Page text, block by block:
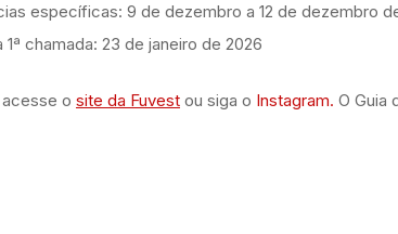
específicas: 9 de dezembro a 12 de dezembro
chamada: 23 de janeiro de 2026
o site da Fuvest ou siga o Instagram. O Guia